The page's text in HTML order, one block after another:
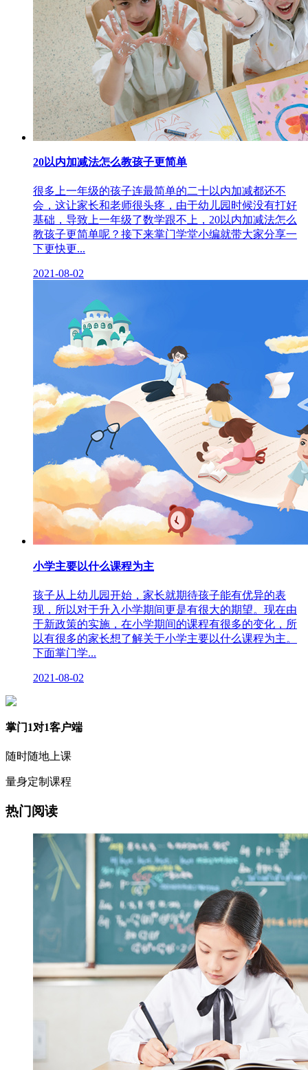
20以内加减法怎么教孩子更简单
很多上一年级的孩子连最简单的二十以内加减都还不
会，这让家长和老师很头疼，由于幼儿园时候没有打好
基础，导致上一年级了数学跟不上，20以内加减法怎么
教孩子更简单呢？接下来掌门学堂小编就带大家分享一
下更快更...
2021-08-02
小学主要以什么课程为主
孩子从上幼儿园开始，家长就期待孩子能有优异的表
现，所以对于升入小学期间更是有很大的期望。现在由
于新政策的实施，在小学期间的课程有很多的变化，所
以有很多的家长想了解关于小学主要以什么课程为主。
下面掌门学...
2021-08-02
掌门1对1客户端
随时随地上课
量身定制课程
热门阅读